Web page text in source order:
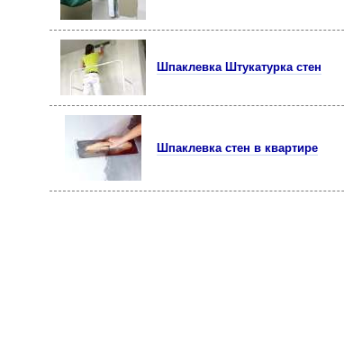
Шпаклевка Штукатурка стен
Шпаклевка стен в квартире